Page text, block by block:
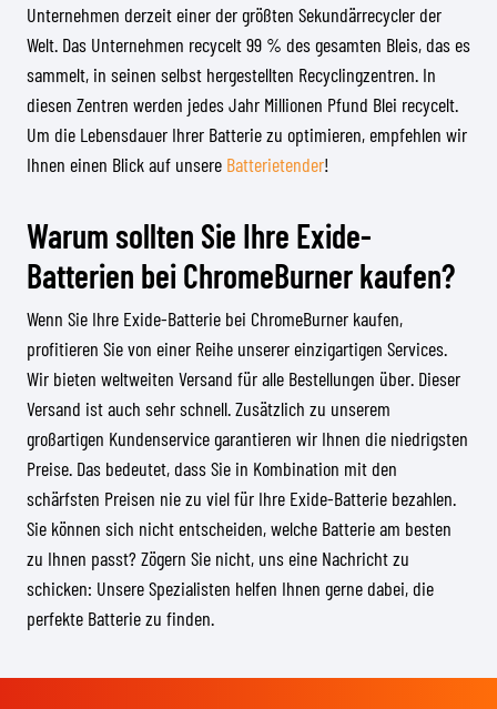
Unternehmen derzeit einer der größten Sekundärrecycler der
Welt. Das Unternehmen recycelt 99 % des gesamten Bleis, das es
sammelt, in seinen selbst hergestellten Recyclingzentren. In
diesen Zentren werden jedes Jahr Millionen Pfund Blei recycelt.
Um die Lebensdauer Ihrer Batterie zu optimieren, empfehlen wir
Ihnen einen Blick auf unsere Batterietender!
Warum sollten Sie Ihre Exide-
Batterien bei ChromeBurner kaufen?
Wenn Sie Ihre Exide-Batterie bei ChromeBurner kaufen,
profitieren Sie von einer Reihe unserer einzigartigen Services.
Wir bieten weltweiten Versand für alle Bestellungen über. Dieser
Versand ist auch sehr schnell. Zusätzlich zu unserem
großartigen Kundenservice garantieren wir Ihnen die niedrigsten
Preise. Das bedeutet, dass Sie in Kombination mit den
schärfsten Preisen nie zu viel für Ihre Exide-Batterie bezahlen.
Sie können sich nicht entscheiden, welche Batterie am besten
zu Ihnen passt? Zögern Sie nicht, uns eine Nachricht zu
schicken: Unsere Spezialisten helfen Ihnen gerne dabei, die
perfekte Batterie zu finden.